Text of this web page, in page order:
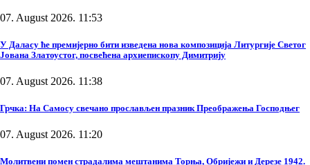
07. August 2026. 11:53
У Даласу ће премијерно бити изведена нова композиција Литургије Светог
Јована Златоустог, посвећена архиепископу Димитрију
07. August 2026. 11:38
Грчка: На Самосу свечано прослављен празник Преображења Господњег
07. August 2026. 11:20
Молитвени помен страдалима мештанима Торња, Обријежи и Дерезе 1942.